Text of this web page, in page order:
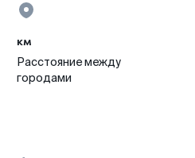
км
Расстояние между
городами